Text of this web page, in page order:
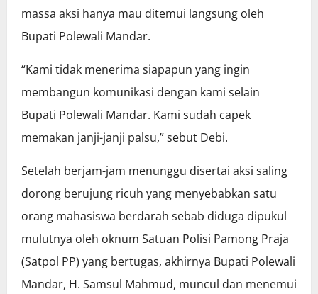
massa aksi hanya mau ditemui langsung oleh
Bupati Polewali Mandar.
“Kami tidak menerima siapapun yang ingin
membangun komunikasi dengan kami selain
Bupati Polewali Mandar. Kami sudah capek
memakan janji-janji palsu,” sebut Debi.
Setelah berjam-jam menunggu disertai aksi saling
dorong berujung ricuh yang menyebabkan satu
orang mahasiswa berdarah sebab diduga dipukul
mulutnya oleh oknum Satuan Polisi Pamong Praja
(Satpol PP) yang bertugas, akhirnya Bupati Polewali
Mandar, H. Samsul Mahmud, muncul dan menemui